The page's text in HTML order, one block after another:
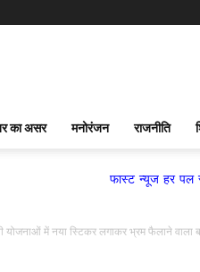
का असर मनोरंजन राजनीति
फास्ट न्यूज हर पल समाचार पत्र,
योजनाओं में नया स्टिकर लगाकर भ्रम फैलाने